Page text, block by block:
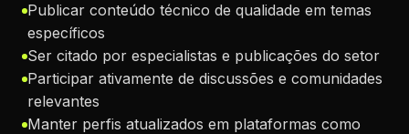
Publicar conteúdo técnico de qualidade em temas
específicos
Ser citado por especialistas e publicações do setor
Participar ativamente de discussões e comunidades
relevantes
Manter perfis atualizados em plataformas como